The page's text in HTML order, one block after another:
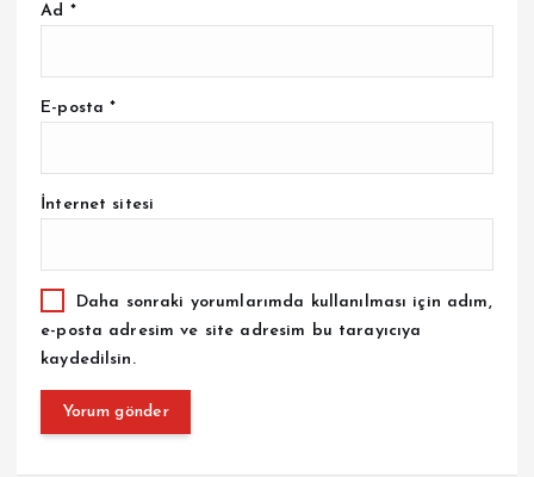
Ad *
E-posta*
İnternet sitesi
Daha sonraki yorumlarımda kullanılması için adım,
e-posta adresim ve site adresim bu tarayıcıya
kaydedilsin.